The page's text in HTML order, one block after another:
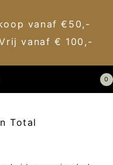
vanaf €50,-
vanaf € 100,-
0